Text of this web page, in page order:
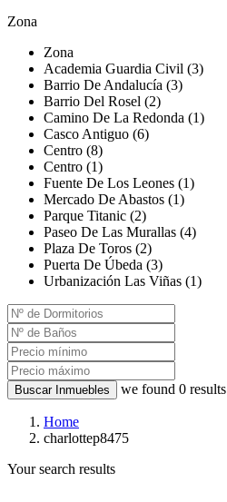
Zona
Zona
Academia Guardia Civil (3)
Barrio De Andalucía (3)
Barrio Del Rosel (2)
Camino De La Redonda (1)
Casco Antiguo (6)
Centro (8)
Centro (1)
Fuente De Los Leones (1)
Mercado De Abastos (1)
Parque Titanic (2)
Paseo De Las Murallas (4)
Plaza De Toros (2)
Puerta De Úbeda (3)
Urbanización Las Viñas (1)
Buscar Inmuebles we found 0 results
Home
charlottep8475
Your search results